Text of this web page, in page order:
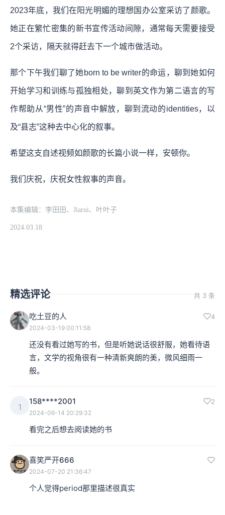
2023年底，我们在阳光明媚的理想国办公室采访了颜歌。
她正在繁忙密集的新书宣传活动间隙，通常每天需要接受
2个采访，隔天就得赶去下一个城市做活动。
那个下午我们聊了她born to be writer的命运，聊到她如何
开始学习和训练与孤独相处，聊到英文作为第二语言的写
作帮助从“男性”的声音中解放，聊到流动的identities，以
及“县志”这种去中心化的叙事。
希望这支自述视频如颜歌的长篇小说一样，安顿你。
我们庆祝，庆祝女性叙事的声音。
本集编辑：李田田、Jiarui、叶叶子
2024.03.18
精选评论 共 3 条
吃土豆的人 4
2024-03-19 00:11:58
还没有看过她写的书，但是听她说话很舒服，她看待语
言，文学的视角很有一种清新爽朗的美，微风细雨一
般。
1
158****2001 2
2024-06-14 20:29:32
看完之后想去阅读她的书
喜笑严开666
2024-07-20 21:36:47
个人觉得period那里描述很真实